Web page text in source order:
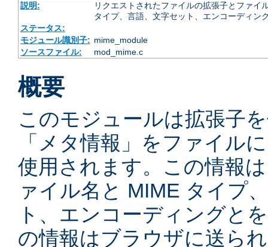
説明:
リクエストされたファイルの拡張子とファ
タイプ、言語、文字セット、エンコーディン
ステータス:
モジュール識別子: mime_module
ソースファイル:
mod_mime.c
概要
このモジュールは拡張子
「メタ情報」をファイル
使用されます。この情報
ァイル名と MIME タイプ
ト、エンコーディングと
の情報はブラウザに送ら